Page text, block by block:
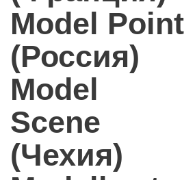
Model Point
(Россия)
Model
Scene
(Чехия)